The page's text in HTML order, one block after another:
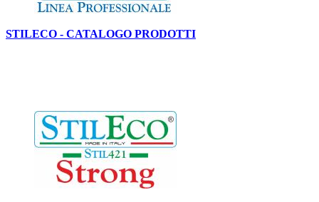
STILECO - CATALOGO PRODOTTI